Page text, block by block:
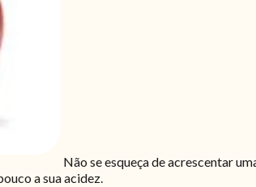
Não se esqueça de acrescentar
a sua acidez.